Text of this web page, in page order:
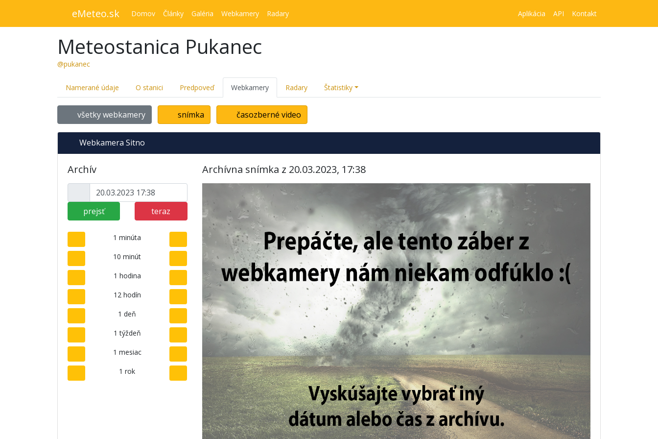
eMeteo.sk Domov Články Galéria Webkamery Radary Aplikácia API Kontakt
Meteostanica Pukanec
@pukanec
Namerané údaje O stanici Predpoveď Webkamery Radary Štatistiky
všetky webkamery snímka časozberné video
Webkamera Sitno
Archív
prejsť teraz
1 minúta
10 minút
1 hodina
12 hodín
1 deň
1 týždeň
1 mesiac
1 rok
Archívna snímka z 20.03.2023, 17:38